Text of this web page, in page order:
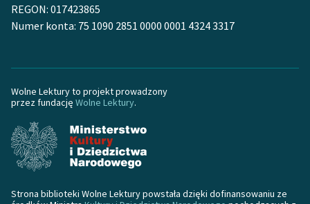
REGON: 017423865
Numer konta: 75 1090 2851 0000 0001 4324 3317
Wolne Lektury to projekt prowadzony
przez fundację Wolne Lektury.
Strona biblioteki Wolne Lektury powstała dzięki dofinansowaniu ze